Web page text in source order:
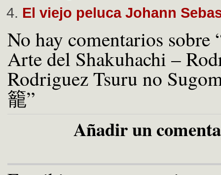
El viejo peluca Johann
No hay comentarios sobre
Arte del Shakuhachi –
Rodriguez Tsuru no
籠”
Añadir un